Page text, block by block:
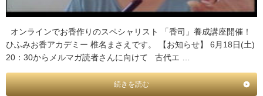
オンラインでお香作りのスペシャリスト 「香司」養成講座開催！
ひふみお香アカデミー 椎名まさえです。 【お知らせ】 6月18日(土)
20：30からメルマガ読者さんに向けて 古代エ …
続きを読む